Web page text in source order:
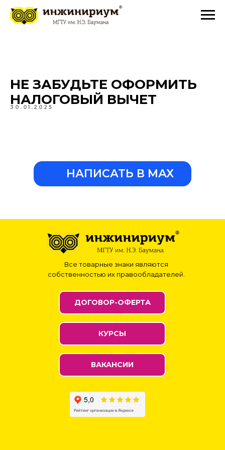
НЕ ЗАБУДЬТЕ ОФОРМИТЬ
НАЛОГОВЫЙ ВЫЧЕТ
30.01.2025
НАПИСАТЬ В МАХ
Все товарные знаки являются
собственностью их правообладателей.
ВАКАНСИИ
КУРСЫ
ДОГОВОР-ОФЕРТА